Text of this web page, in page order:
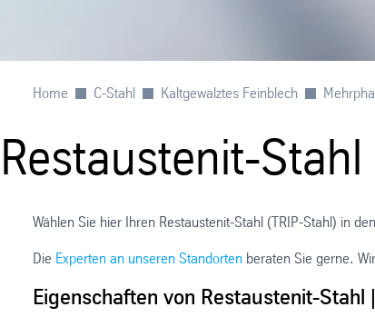
Home C-Stahl Kaltgewalztes Feinblech
Restaustenit-
Wählen Sie hier Ihren Restaustenit-Stahl (TRIP-Stahl) in
Die Experten an unseren Standorten beraten Sie gerne.
Eigenschaften von Restaustenit-Stahl